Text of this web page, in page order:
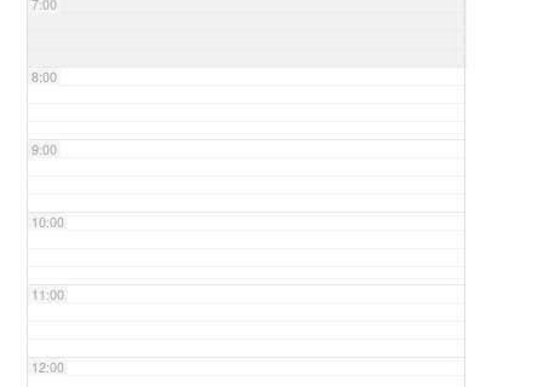
7:00
8:00
9:00
10:00
11:00
12:00